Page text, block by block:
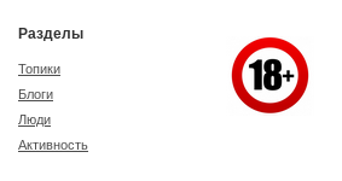
Разделы
Топики
Блоги
Люди
Активность